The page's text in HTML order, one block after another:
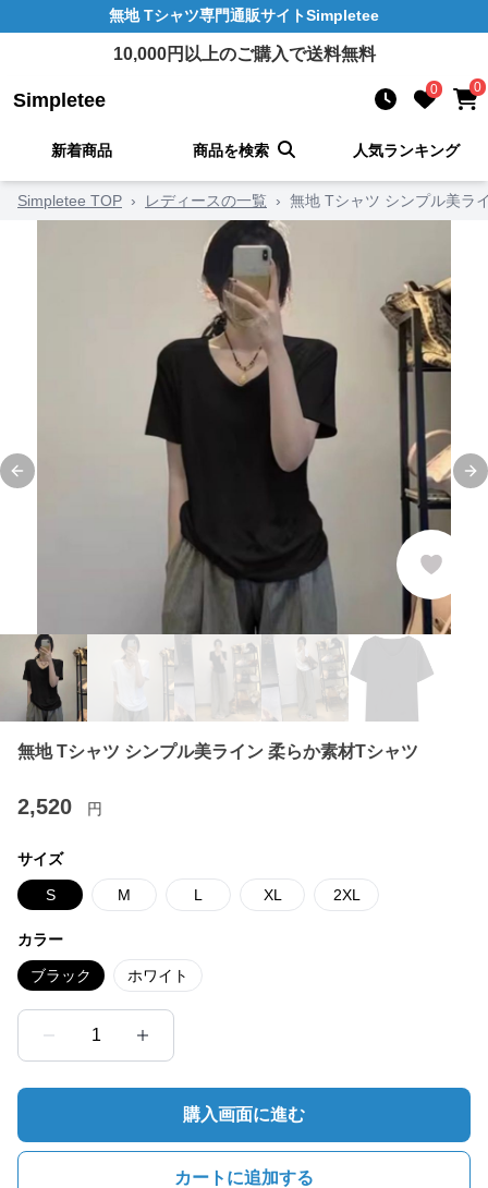
無地 Tシャツ専門通販サイトSimpletee
10,000円以上のご購入で送料無料
Simpletee 0 0
新着商品 商品を検索 人気ランキング
Simpletee TOP › レディースの一覧 › 無地 Tシャツ シンプル美ラ
Previous slide
無地 Tシャツ シンプル美ライン 柔らか素材Tシャツ
2,520 円
サイズ
S M L XL 2XL
カラー
ブラック ホワイト
1
購入画面に進む
カートに追加する